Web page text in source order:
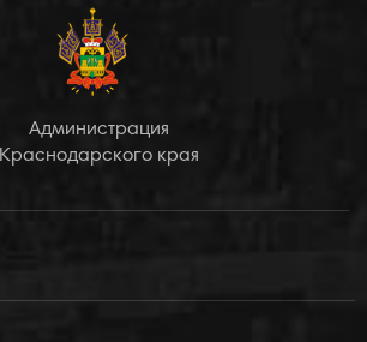
Администрация
Краснодарского края